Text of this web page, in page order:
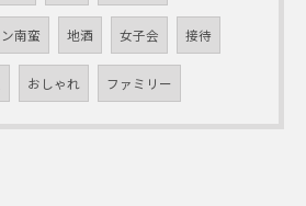
南蛮 地酒 女子会 接待
おしゃれ ファミリー